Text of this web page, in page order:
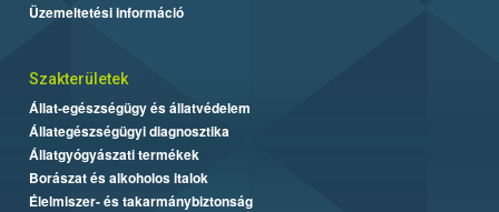
Üzemeltetési információ
Szakterületek
Állat-egészségügy és állatvédelem
Állategészségügyi diagnosztika
Állatgyógyászati termékek
Borászat és alkoholos italok
Élelmiszer- és takarmánybiztonság